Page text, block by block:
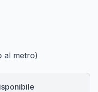
al metro)